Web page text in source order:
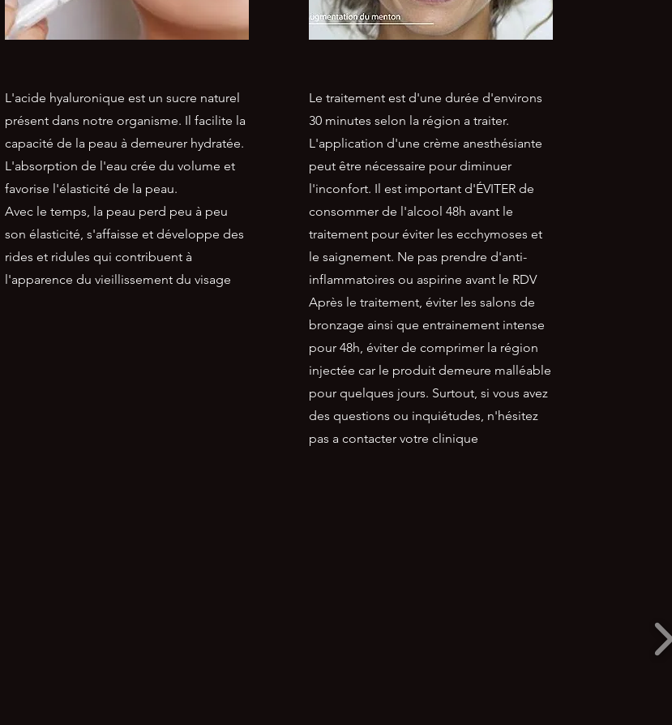
L'acide hyaluronique est un sucre naturel
présent dans notre organisme. Il facilite la
capacité de la peau à demeurer hydratée.
L'absorption de l'eau crée du volume et
favorise l'élasticité de la peau.
Avec le temps, la peau perd peu à peu
son élasticité, s'affaisse et développe des
rides et ridules qui contribuent à
l'apparence du vieillissement du visage
Le traitement est d'une durée d'environs
30 minutes selon la région a traiter.
L'application d'une crème anesthésiante
peut être nécessaire pour diminuer
l'inconfort. Il est important d'ÉVITER de
consommer de l'alcool 48h avant le
traitement pour éviter les ecchymoses et
le saignement. Ne pas prendre d'anti-
inflammatoires ou aspirine avant le RDV
Après le traitement, éviter les salons de
bronzage ainsi que entrainement intense
pour 48h, éviter de comprimer la région
injectée car le produit demeure malléable
pour quelques jours. Surtout, si vous avez
des questions ou inquiétudes, n'hésitez
pas a contacter votre clinique